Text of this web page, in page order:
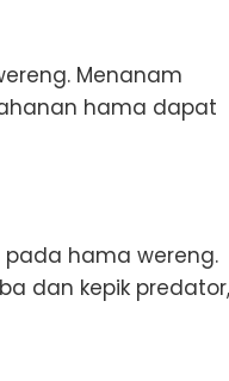
Menanam
hama dapat
hama wereng.
dan kepik predator,